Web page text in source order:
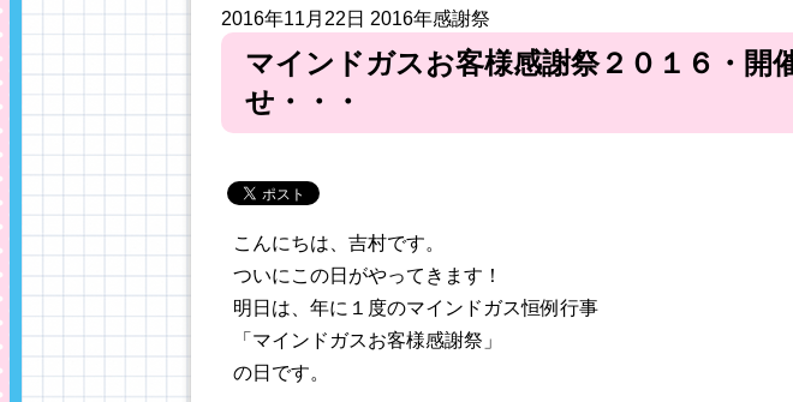
2016年11月22日 2016年感謝祭
マインドガスお客様感謝祭２０１６・開
せ・・・
こんにちは、吉村です。
ついにこの日がやってきます！
明日は、年に１度のマインドガス恒例行事
「マインドガスお客様感謝祭」
の日です。